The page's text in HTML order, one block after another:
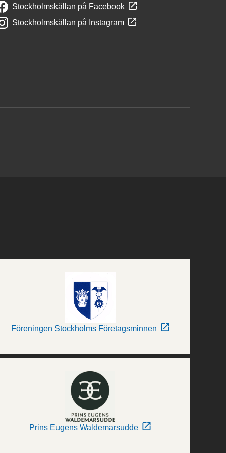
Stockholmskällan på Facebook
Stockholmskällan på Instagram
Föreningen Stockholms Företagsminnen
Prins Eugens Waldemarsudde